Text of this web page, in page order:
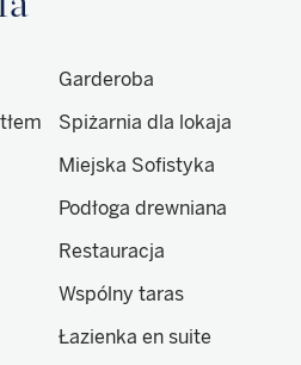
Garderoba
Spiżarnia dla lokaja
Miejska Sofistyka
Podłoga drewniana
Restauracja
Wspólny taras
Łazienka en suite